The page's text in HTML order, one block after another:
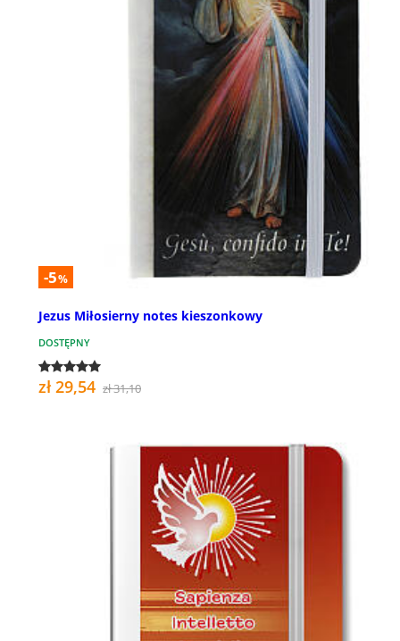
-5%
Jezus Miłosierny notes kieszonkowy
DOSTĘPNY
zł 29,54 zł 31,10